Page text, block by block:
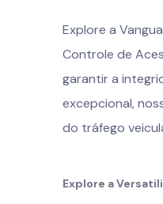
Explore a
Controle de
garantir a
excepcional,
do tráfego
Explore a